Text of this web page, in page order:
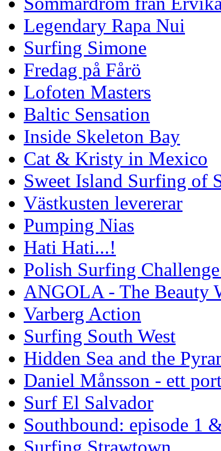
Legendary Rapa Nui
Surfing Simone
Fredag på Fårö
Lofoten Masters
Baltic Sensation
Inside Skeleton Bay
Cat & Kristy in Mexico
Sweet Island Surfing of
Västkusten levererar
Pumping Nias
Hati Hati...!
Polish Surfing
ANGOLA - The Beauty
Varberg Action
Surfing South West
Hidden Sea and the
Daniel Månsson - ett
Surf El Salvador
Southbound: episode 1